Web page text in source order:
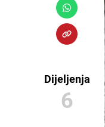
Dijeljenja
6